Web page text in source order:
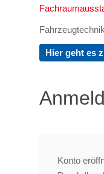
Fahrzeugtechnik
Hier geht es
Konto